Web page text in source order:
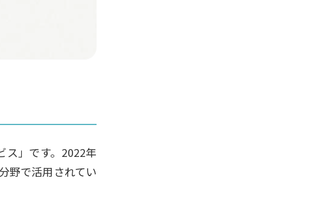
ス」です。2022年
野で活用されてい